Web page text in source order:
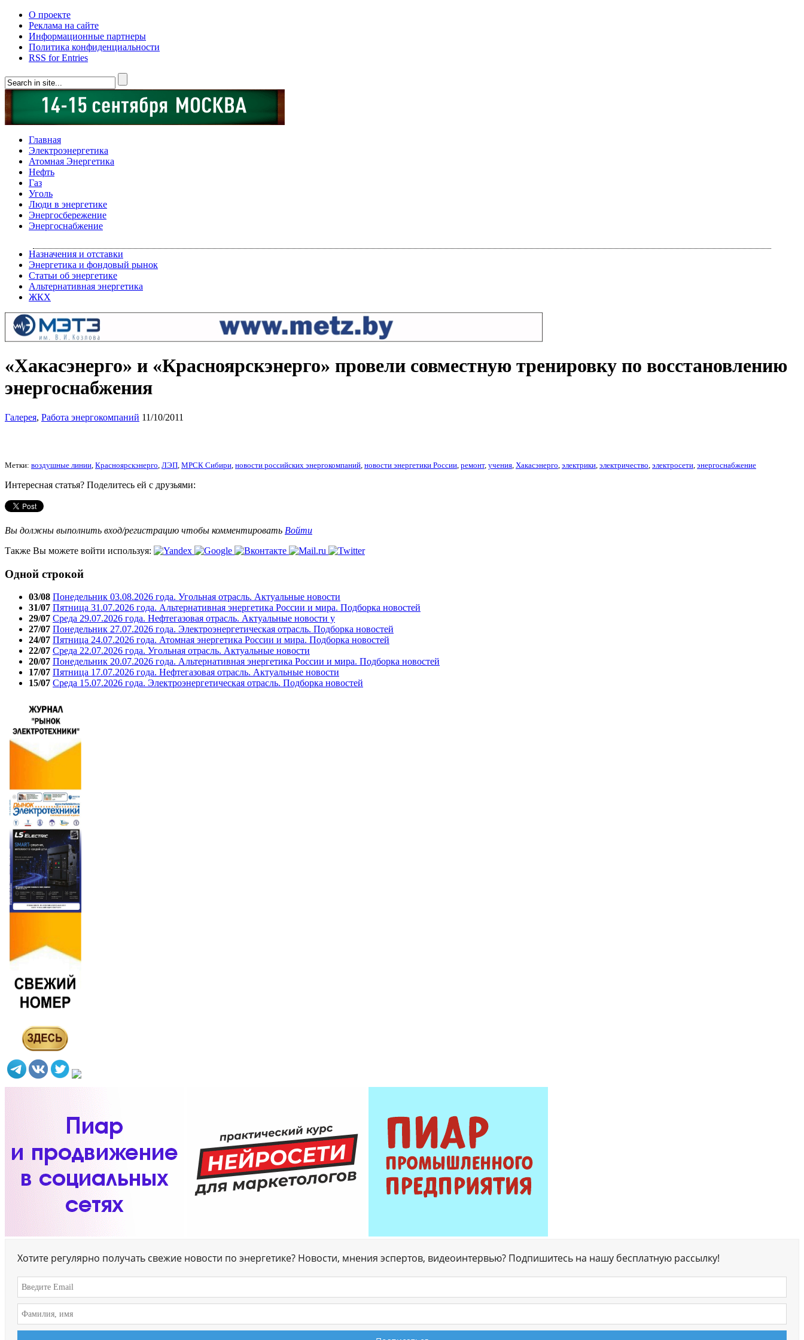
О проекте
Реклама на сайте
Информационные партнеры
Политика конфиденциальности
RSS for Entries
Главная
Электроэнергетика
Атомная Энергетика
Нефть
Газ
Уголь
Люди в энергетике
Энергосбережение
Энергоснабжение
Назначения и отставки
Энергетика и фондовый рынок
Статьи об энергетике
Альтернативная энергетика
ЖКХ
«Хакасэнерго» и «Красноярскэнерго» провели совместную тренировку по восстановлению
энергоснабжения
Галерея, Работа энергокомпаний 11/10/2011
Метки: воздушные линии, Красноярскэнерго, ЛЭП, МРСК Сибири, новости российских энергокомпаний, новости энергетики России, ремонт, учения, Хакасэнерго, электрики, электричество, электросети, энергоснабжение
Интересная статья? Поделитесь ей с друзьями:
Вы должны выполнить вход/регистрацию чтобы комментировать Войти
Также Вы можете войти используя:
Одной строкой
03/08 Понедельник 03.08.2026 года. Угольная отрасль. Актуальные новости
31/07 Пятница 31.07.2026 года. Альтернативная энергетика России и мира. Подборка новостей
29/07 Среда 29.07.2026 года. Нефтегазовая отрасль. Актуальные новости у
27/07 Понедельник 27.07.2026 года. Электроэнергетическая отрасль. Подборка новостей
24/07 Пятница 24.07.2026 года. Атомная энергетика России и мира. Подборка новостей
22/07 Среда 22.07.2026 года. Угольная отрасль. Актуальные новости
20/07 Понедельник 20.07.2026 года. Альтернативная энергетика России и мира. Подборка новостей
17/07 Пятница 17.07.2026 года. Нефтегазовая отрасль. Актуальные новости
15/07 Среда 15.07.2026 года. Электроэнергетическая отрасль. Подборка новостей
Хотите регулярно получать свежие новости по энергетике? Новости, мнения эспертов, видеоинтервью? Подпишитесь на нашу бесплатную рассылку!